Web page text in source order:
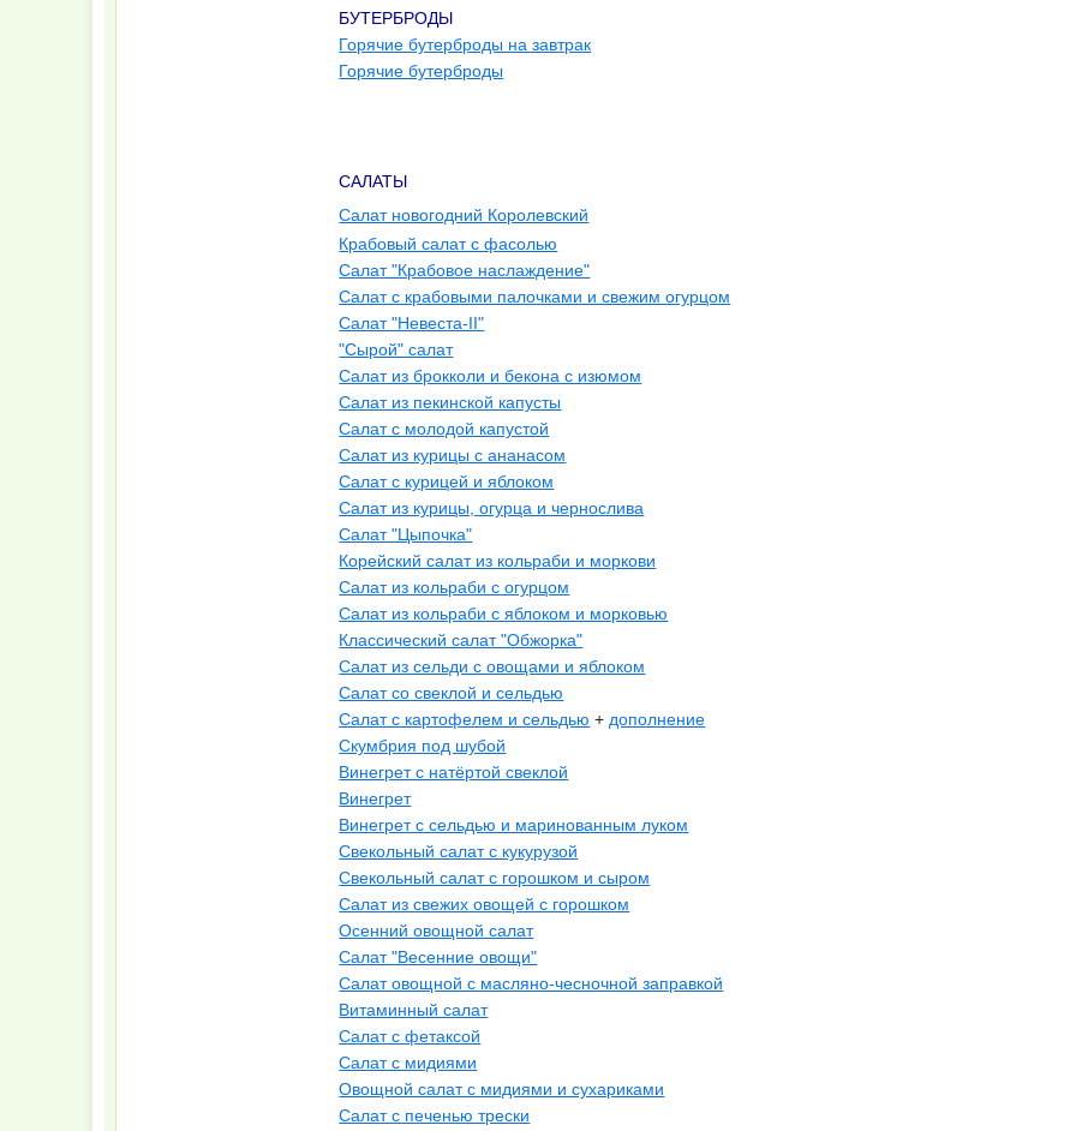
БУТЕРБРОДЫ
Горячие бутерброды на завтрак
Горячие бутерброды
САЛАТЫ
Салат новогодний Королевский
Крабовый салат с фасолью
Салат "Крабовое наслаждение"
Салат с крабовыми палочками и свежим огурцом
Салат "Невеста-II"
"Сырой" салат
Салат из брокколи и бекона с изюмом
Салат из пекинской капусты
Салат с молодой капустой
Салат из курицы с ананасом
Салат с курицей и яблоком
Салат из курицы, огурца и чернослива
Салат "Цыпочка"
Корейский салат из кольраби и моркови
Салат из кольраби с огурцом
Салат из кольраби с яблоком и морковью
Классический салат "Обжорка"
Салат из сельди с овощами и яблоком
Салат со свеклой и сельдью
Салат с картофелем и сельдью + дополнение
Скумбрия под шубой
Винегрет с натёртой свеклой
Винегрет
Винегрет с сельдью и маринованным луком
Свекольный салат с кукурузой
Свекольный салат с горошком и сыром
Салат из свежих овощей с горошком
Осенний овощной салат
Салат "Весенние овощи"
Салат овощной с масляно-чесночной заправкой
Витаминный салат
Салат с фетаксой
Салат с мидиями
Овощной салат с мидиями и сухариками
Салат с печенью трески